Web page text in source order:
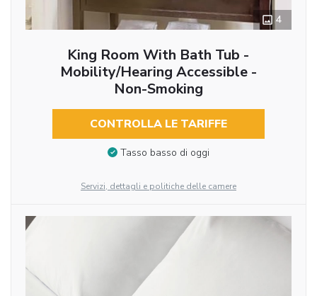
4
King Room With Bath Tub -
Mobility/Hearing Accessible -
Non-Smoking
CONTROLLA LE TARIFFE
Tasso basso di oggi
Servizi, dettagli e politiche delle camere